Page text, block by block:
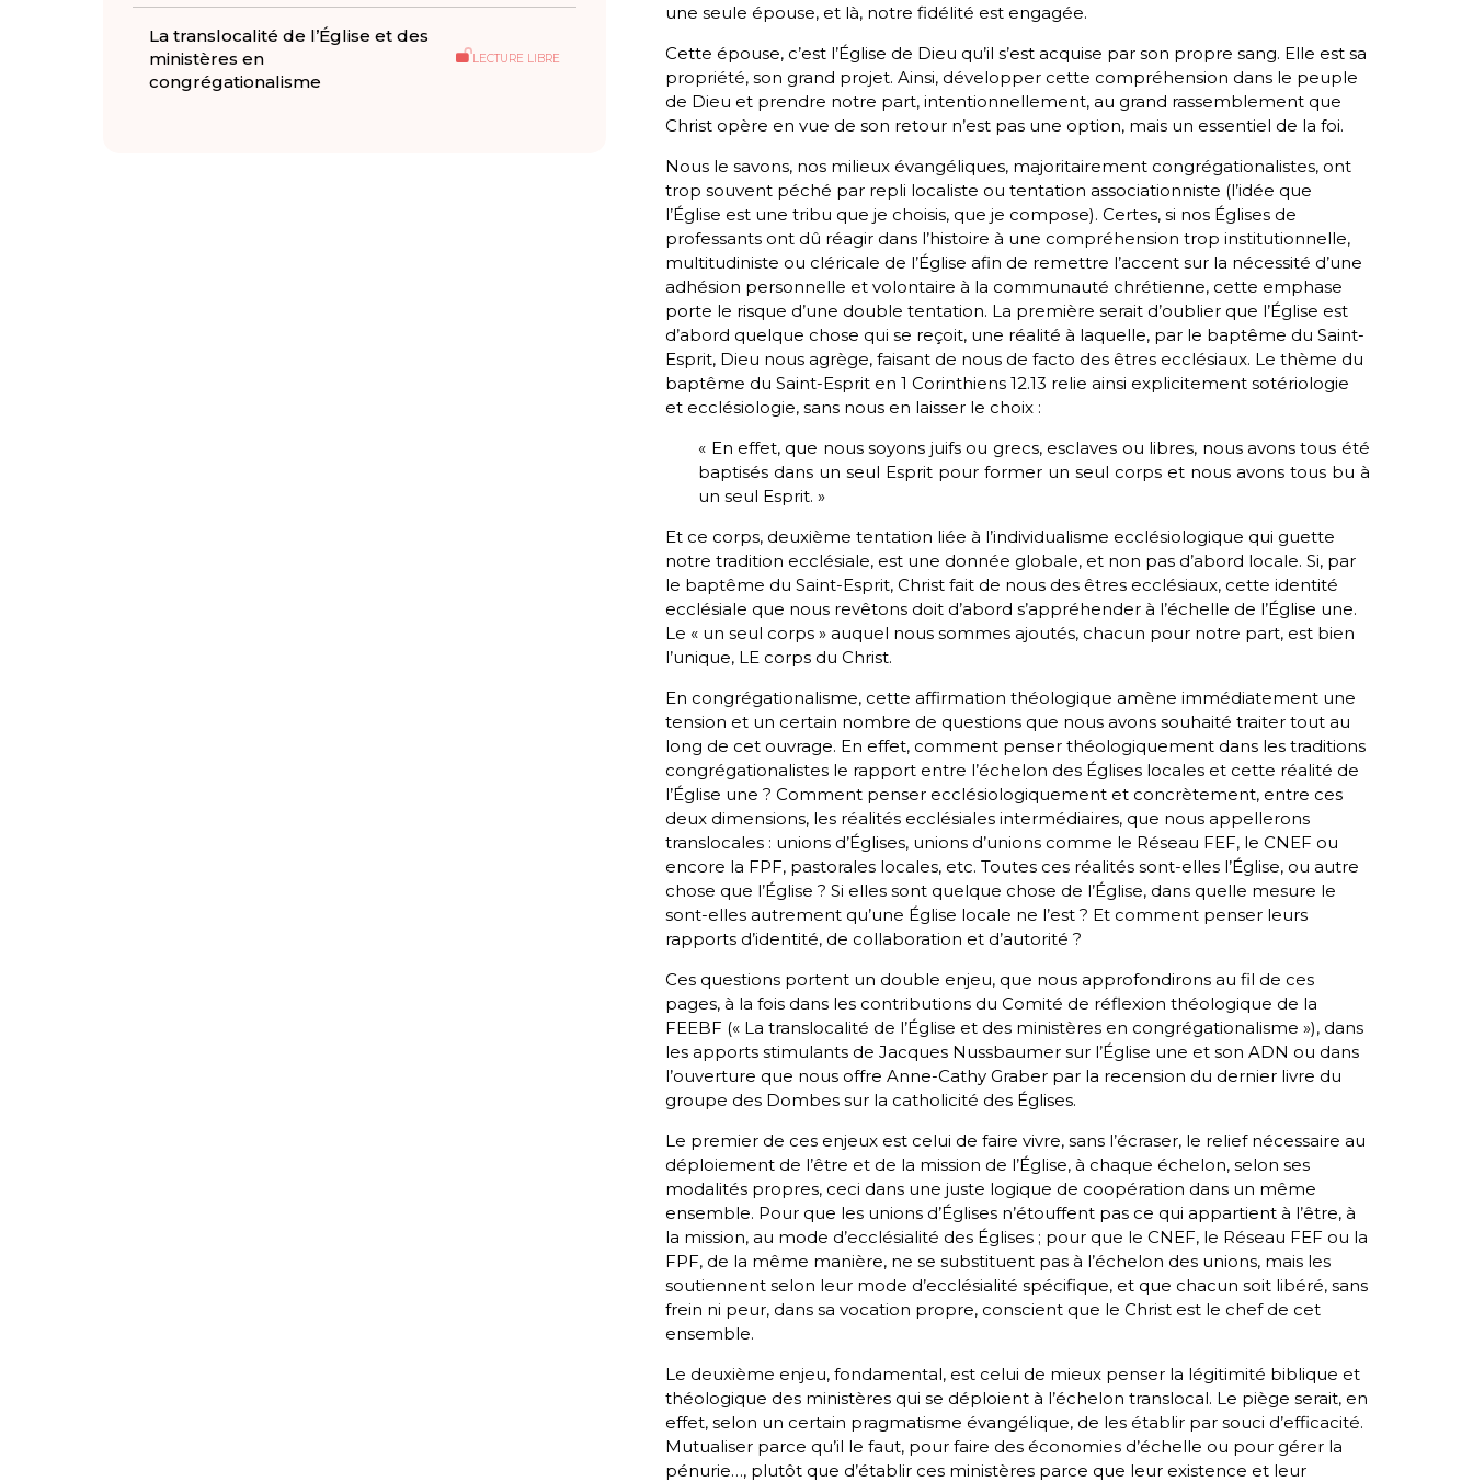
La translocalité de l’Église et des
ministères en
congrégationalisme
LECTURE LIBRE
une seule épouse, et là, notre fidélité est engagée.
Cette épouse, c’est l’Église de Dieu qu’il s’est acquise par son propre sang. Elle est sa
propriété, son grand projet. Ainsi, développer cette compréhension dans le peuple
de Dieu et prendre notre part, intentionnellement, au grand rassemblement que
Christ opère en vue de son retour n’est pas une option, mais un essentiel de la foi.
Nous le savons, nos milieux évangéliques, majoritairement congrégationalistes, ont
trop souvent péché par repli localiste ou tentation associationniste (l’idée que
l’Église est une tribu queje choisis, queje compose). Certes, si nos Églises de
professants ont dû réagir dans l’histoire à une compréhension trop institutionnelle,
multitudiniste ou cléricale de l’Église afin de remettre l’accent sur la nécessité d’une
adhésion personnelle et volontaire à la communauté chrétienne, cette emphase
porte le risque d’une double tentation. La première serait d’oublier que l’Église est
d’abord quelque chose qui se reçoit, une réalité à laquelle, par le baptême du Saint-
Esprit, Dieu nous agrège, faisant de nous de facto des êtres ecclésiaux. Le thème du
baptême du Saint-Esprit en 1 Corinthiens 12.13 relie ainsi explicitement sotériologie
et ecclésiologie, sans nous en laisser le choix :
« En effet, que nous soyons juifs ou grecs, esclaves ou libres, nous avons tous été
baptisés dans un seul Esprit pour former un seul corps et nous avons tous bu à
un seul Esprit. »
Et ce corps, deuxième tentation liée à l’individualisme ecclésiologique qui guette
notre tradition ecclésiale, est une donnée globale, et non pas d’abord locale. Si, par
le baptême du Saint-Esprit, Christ fait de nous des êtres ecclésiaux, cette identité
ecclésiale que nous revêtons doit d’abord s’appréhender à l’échelle de l’Église une.
Le « un seul corps » auquel nous sommes ajoutés, chacun pour notre part, est bien
l’unique, LE corps du Christ.
En congrégationalisme, cette affirmation théologique amène immédiatement une
tension et un certain nombre de questions que nous avons souhaité traiter tout au
long de cet ouvrage. En effet, comment penser théologiquement dans les traditions
congrégationalistes le rapport entre l’échelon des Églises locales et cette réalité de
l’Église une ? Comment penser ecclésiologiquement et concrètement, entre ces
deux dimensions, les réalités ecclésiales intermédiaires, que nous appellerons
translocales : unions d’Églises, unions d’unions comme le Réseau FEF, le CNEF ou
encore la FPF, pastorales locales, etc. Toutes ces réalités sont-elles l’Église, ou autre
chose que l’Église ? Si elles sont quelque chose de l’Église, dans quelle mesure le
sont-elles autrement qu’une Église locale ne l’est ? Et comment penser leurs
rapports d’identité, de collaboration et d’autorité ?
Ces questions portent un double enjeu, que nous approfondirons au fil de ces
pages, à la fois dans les contributions du Comité de réflexion théologique de la
FEEBF (« La translocalité de l’Église et des ministères en congrégationalisme »), dans
les apports stimulants de Jacques Nussbaumer sur l’Église une et son ADN ou dans
l’ouverture que nous offre Anne-Cathy Graber par la recension du dernier livre du
groupe des Dombes sur la catholicité des Églises.
Le premier de ces enjeux est celui de faire vivre, sans l’écraser, le relief nécessaire au
déploiement de l’être et de la mission de l’Église, à chaque échelon, selon ses
modalités propres, ceci dans une juste logique de coopération dans un même
ensemble. Pour que les unions d’Églises n’étouffent pas ce qui appartient à l’être, à
la mission, au mode d’ecclésialité des Églises ; pour que le CNEF, le Réseau FEF ou la
FPF, de la même manière, ne se substituent pas à l’échelon des unions, mais les
soutiennent selon leur mode d’ecclésialité spécifique, et que chacun soit libéré, sans
frein ni peur, dans sa vocation propre, conscient que le Christ est le chef de cet
ensemble.
Le deuxième enjeu, fondamental, est celui de mieux penser la légitimité biblique et
théologique des ministères qui se déploient à l’échelon translocal. Le piège serait, en
effet, selon un certain pragmatisme évangélique, de les établir par souci d’efficacité.
Mutualiser parce qu’il le faut, pour faire des économies d’échelle ou pour gérer la
pénurie…, plutôt que d’établir ces ministères parce que leur existence et leur